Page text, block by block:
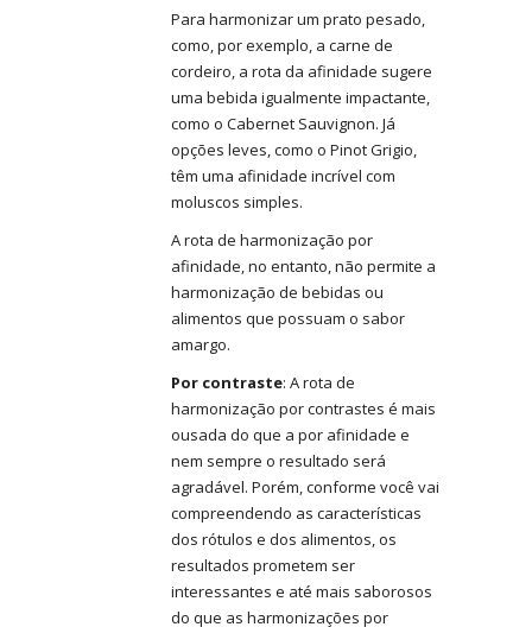
Para harmonizar um prato pesado,
como, por exemplo, a carne de
cordeiro, a rota da afinidade sugere
uma bebida igualmente impactante,
como o Cabernet Sauvignon. Já
opções leves, como o Pinot Grigio,
têm uma afinidade incrível com
moluscos simples.
A rota de harmonização por
afinidade, no entanto, não permite a
harmonização de bebidas ou
alimentos que possuam o sabor
amargo.
Por contraste: A rota de
harmonização por contrastes é mais
ousada do que a por afinidade e
nem sempre o resultado será
agradável. Porém, conforme você vai
compreendendo as características
dos rótulos e dos alimentos, os
resultados prometem ser
interessantes e até mais saborosos
do que as harmonizações por